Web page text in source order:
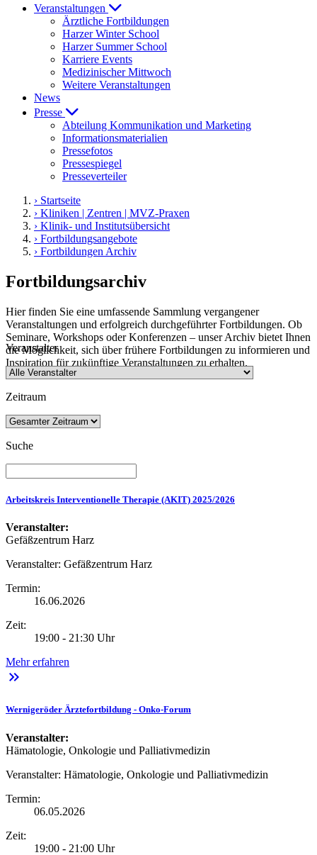
Veranstaltungen
Ärztliche Fortbildungen
Harzer Winter School
Harzer Summer School
Karriere Events
Medizinischer Mittwoch
Weitere Veranstaltungen
News
Presse
Abteilung Kommunikation und Marketing
Informationsmaterialien
Pressefotos
Pressespiegel
Presseverteiler
› Startseite
› Kliniken | Zentren | MVZ-Praxen
› Klinik- und Institutsübersicht
› Fortbildungsangebote
› Fortbildungen Archiv
Fortbildungsarchiv
Hier finden Sie eine umfassende Sammlung vergangener
Veranstaltungen und erfolgreich durchgeführter Fortbildungen. Ob
Seminare, Workshops oder Konferenzen – unser Archiv bietet Ihnen
die Möglichkeit, sich über frühere Fortbildungen zu informieren und
Inspiration für zukünftige Veranstaltungen zu erhalten.
Veranstalter
Zeitraum
Suche
Arbeitskreis Interventionelle Therapie (AKIT) 2025/2026
Veranstalter:
Gefäßzentrum Harz
Veranstalter: Gefäßzentrum Harz
Termin:
16.06.2026
Zeit:
19:00 - 21:30 Uhr
Mehr erfahren
keyboard_double_arrow_right
Wernigeröder Ärztefortbildung - Onko-Forum
Veranstalter:
Hämatologie, Onkologie und Palliativmedizin
Veranstalter: Hämatologie, Onkologie und Palliativmedizin
Termin:
06.05.2026
Zeit:
19:00 - 21:00 Uhr